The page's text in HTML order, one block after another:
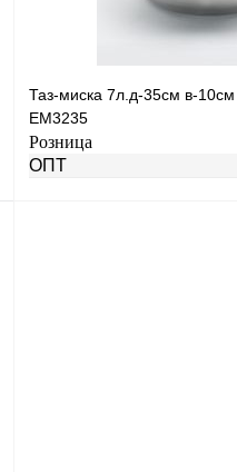
Таз-миска 7л.д-35см в-
ЕМ3235
Розница
ОПТ